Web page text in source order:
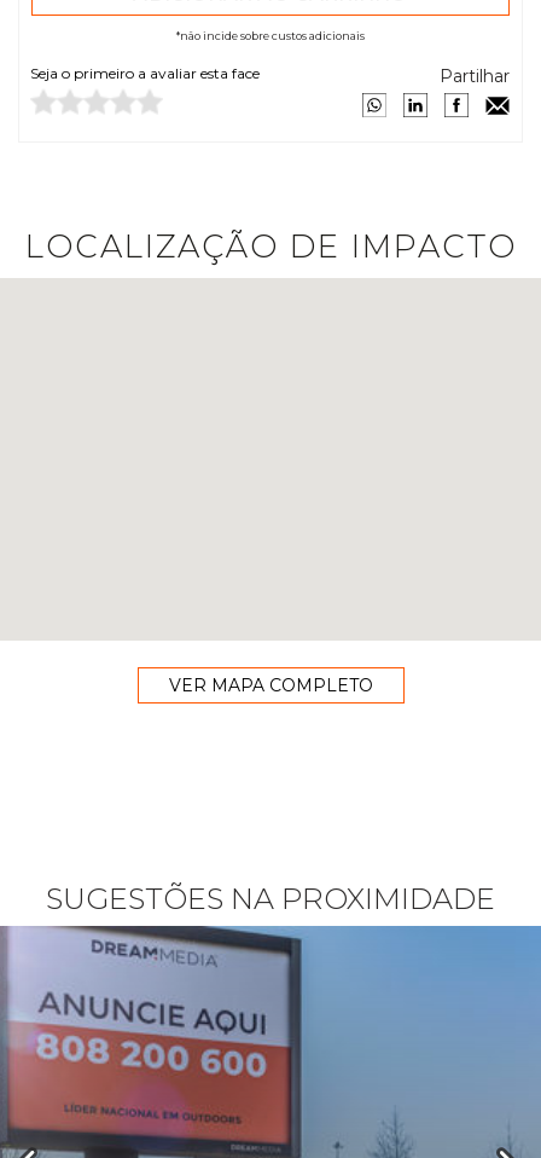
*não incide sobre custos adicionais
Seja o primeiro a avaliar esta face Partilhar
LOCALIZAÇÃO DE IMPACTO
VER MAPA COMPLETO
SUGESTÕES NA PROXIMIDADE